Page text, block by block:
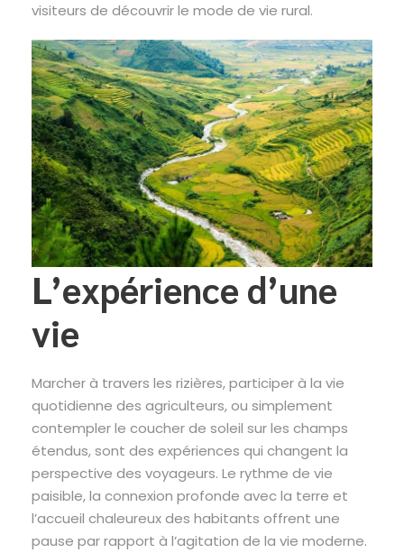
visiteurs de découvrir le mode de vie rural.
L’expérience d’une
vie
Marcher à travers les rizières, participer à la vie
quotidienne des agriculteurs, ou simplement
contempler le coucher de soleil sur les champs
étendus, sont des expériences qui changent la
perspective des voyageurs. Le rythme de vie
paisible, la connexion profonde avec la terre et
l’accueil chaleureux des habitants offrent une
pause par rapport à l’agitation de la vie moderne.